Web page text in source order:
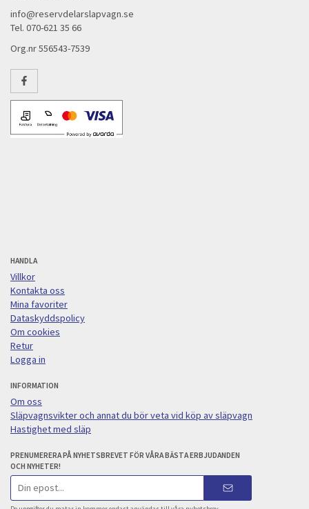
info@reservdelarslapvagn.se
Tel. 070-621 35 66
Org.nr 556543-7539
HANDLA
Villkor
Kontakta oss
Mina favoriter
Dataskyddspolicy
Om cookies
Retur
Logga in
INFORMATION
Om oss
Släpvagnsvikter och annat du bör veta vid köp av släpvagn
Hastighet med släp
PRENUMERERA PÅ NYHETSBREVET FÖR VÅRA BÄSTA ERBJUDANDEN
OCH NYHETER!
E-
postadress